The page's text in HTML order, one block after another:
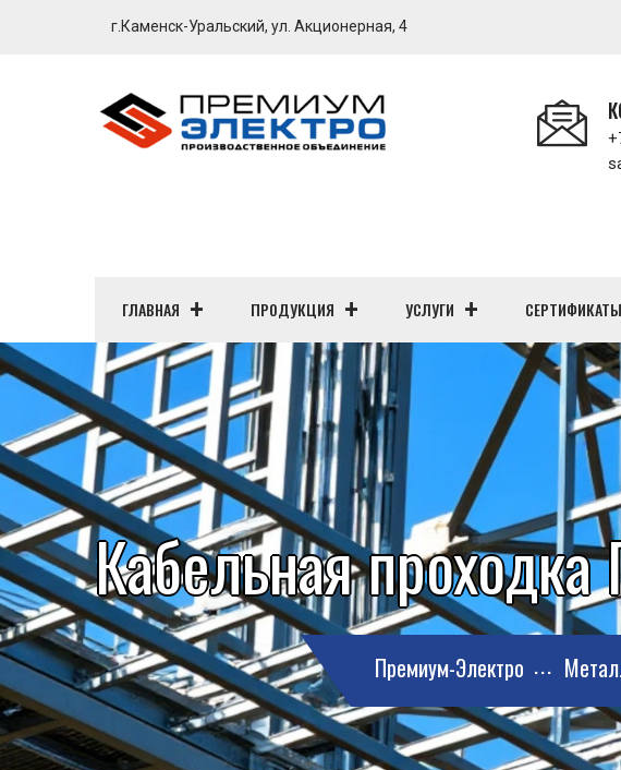
г.Каменск-Уральский, ул. Акционерная, 4
ГЛАВНАЯ ПРОДУКЦИЯ УСЛУГИ СЕРТИФИКАТЫ
Кабельная
Премиум-Электро